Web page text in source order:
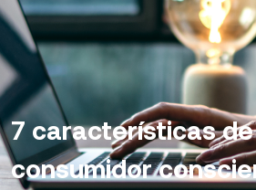
7 características
consumidor